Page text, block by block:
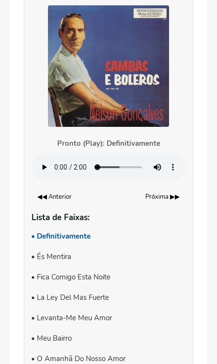
Pronto (Play): Definitivamente
◀◀ Anterior Próxima ▶▶
Lista de Faixas:
Definitivamente
És Mentira
Fica Comigo Esta Noite
La Ley Del Mas Fuerte
Levanta-Me Meu Amor
Meu Bairro
O Amanhã Do Nosso Amor